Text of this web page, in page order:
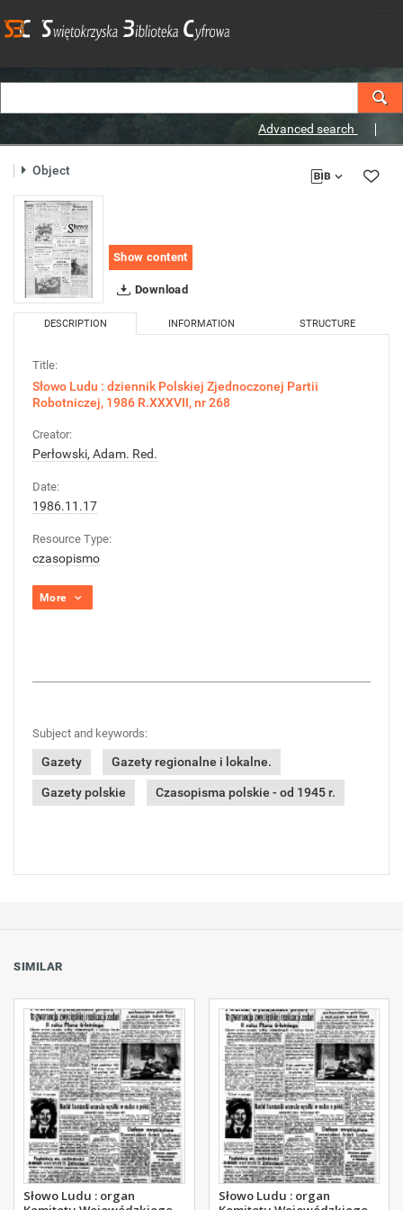
Advanced search
Object
Show content
Download
DESCRIPTION INFORMATION STRUCTURE
Title:
Słowo Ludu : dziennik Polskiej Zjednoczonej Partii
Robotniczej, 1986 R.XXXVII, nr 268
Creator:
Perłowski, Adam. Red.
Date:
1986.11.17
Resource Type:
czasopismo
More
Subject and keywords:
Gazety Gazety regionalne i lokalne.
Gazety polskie Czasopisma polskie - od 1945 r.
SIMILAR
Słowo Ludu : organ
Słowo Ludu : organ